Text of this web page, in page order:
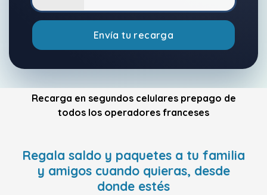
Envía tu recarga
Recarga en segundos celulares prepago de
todos los operadores franceses
Regala saldo y paquetes a tu familia
y amigos cuando quieras, desde
donde estés